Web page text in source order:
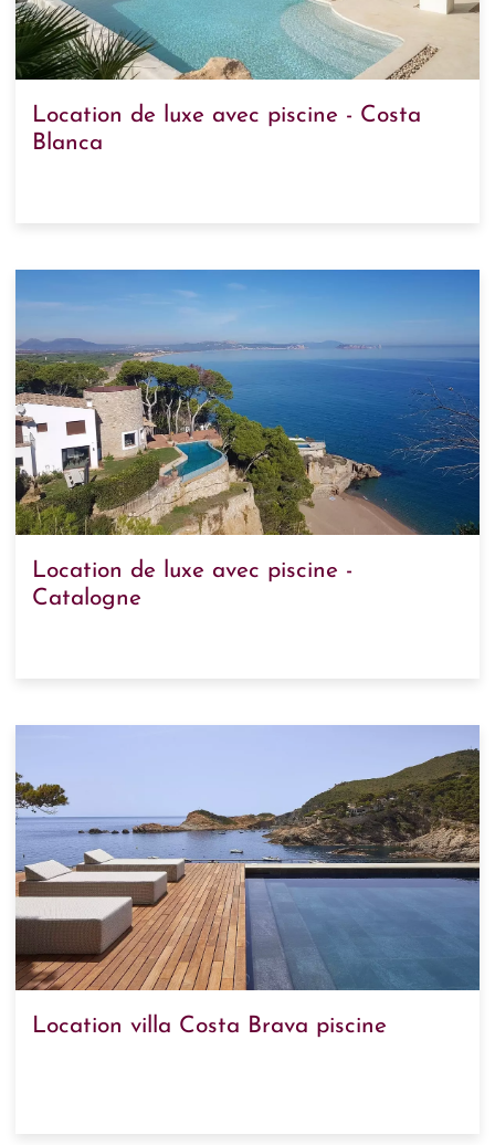
Location de luxe avec piscine - Costa
Blanca
Location de luxe avec piscine -
Catalogne
Location villa Costa Brava piscine